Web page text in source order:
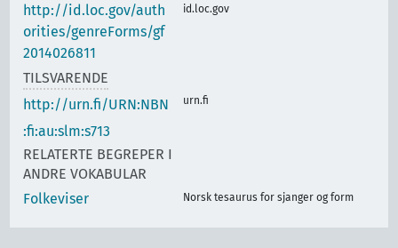
http://id.loc.gov/auth
orities/genreForms/gf
2014026811
id.loc.gov
TILSVARENDE
http://urn.fi/URN:NBN
:fi:au:slm:s713
urn.fi
RELATERTE BEGREPER I
ANDRE VOKABULAR
Folkeviser
Norsk tesaurus for sjanger og form